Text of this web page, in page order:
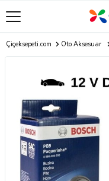
Çiçeksepeti.com Oto Aksesuar